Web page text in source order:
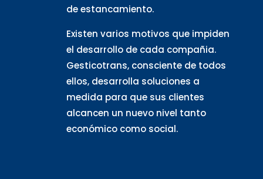
de estancamiento.
Existen varios motivos que impiden
el desarrollo de cada compañia.
Gesticotrans, consciente de todos
ellos, desarrolla soluciones a
medida para que sus clientes
alcancen un nuevo nivel tanto
económico como social.